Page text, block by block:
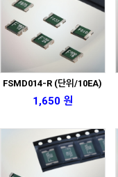
FSMD014-R (단위/10EA)
1,650 원